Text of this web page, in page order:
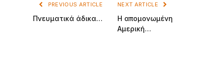
PREVIOUS ARTICLE
Πνευματικά άδικα…
NEXT ARTICLE
H απομονωμένη
Aμερική…